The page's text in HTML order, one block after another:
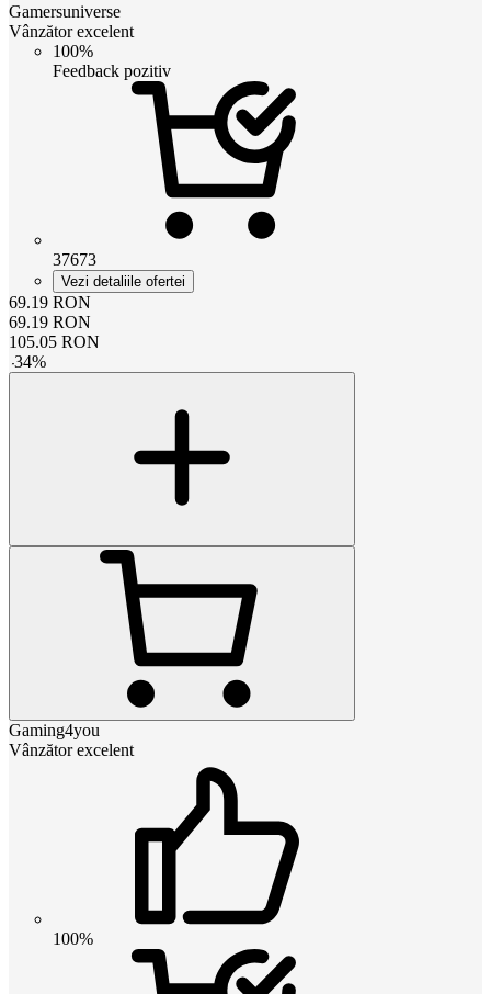
Gamersuniverse
Vânzător excelent
100%
Feedback pozitiv
37673
Vezi detaliile ofertei
69.19 RON
69.19 RON
105.05 RON
-34%
Gaming4you
Vânzător excelent
100%